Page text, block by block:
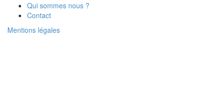
Qui sommes nous ?
Contact
Mentions légales